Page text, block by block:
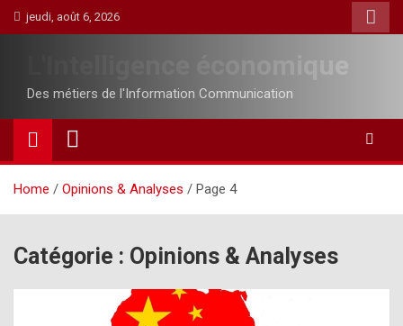
Skip
to
jeudi, août 6, 2026
Des métiers de l'Information Communication
Home Opinions & Analyses Page 4
Catégorie : Opinions & Analyses